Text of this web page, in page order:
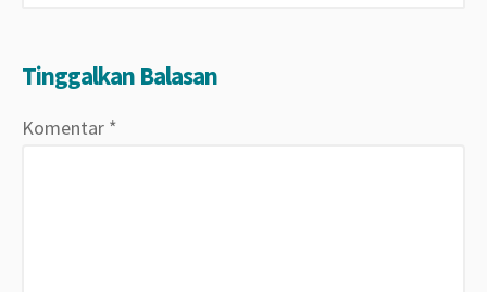
Tinggalkan Balasan
Komentar *